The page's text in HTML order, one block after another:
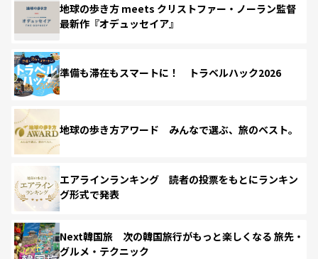
地球の歩き方 meets クリストファー・ノーラン監督
最新作『オデュッセイア』
準備も滞在もスマートに！ トラベルハック2026
地球の歩き方アワード みんなで選ぶ、旅のベスト。
エアラインランキング 読者の投票をもとにランキン
グ形式で発表
Next韓国旅 次の韓国旅行がもっと楽しくなる 旅先・
グルメ・テクニック